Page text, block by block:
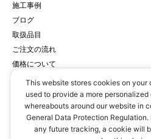
施工事例
ブログ
取扱品目
ご注文の流れ
価格について
会社概要
サイトマップ
プライバシーポリシー
予約・お問い合わせ
This website stores cookies on your
used to provide a more
whereabouts around our website in
General Data Protection
any future tracking, a cookie will